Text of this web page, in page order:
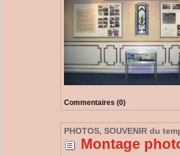
Commentaires (0)
PHOTOS, SOUVENIR du
Montage